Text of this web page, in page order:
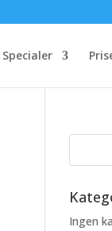
Specialer
Ingen